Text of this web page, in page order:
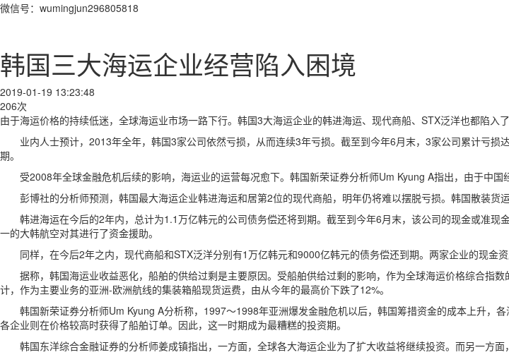
微信号：wumingjun296805818
韩国三大海运企业经营陷入困境
2019-01-19 13:23:48
206次
由于海运价格的持续低迷，全球海运业市场一路下行。韩国3大海运企业的韩进海运、现代商船、STX泛洋也都陷入了
业内人士预计，2013年全年，韩国3家公司依然亏损，从而连续3年亏损。截至到今年6月末，3家公司累计亏损
期。
受2008年全球金融危机后续的影响，海运业的运营每况愈下。韩国新荣证券分析师Um Kyung A指出，由于中国
彭博社的分析师预测，韩国最大海运企业韩进海运和居第2位的现代商船，明年仍将难以摆脱亏损。韩国散装货
韩进海运在今后的2年内，总计为1.1万亿韩元的公司债务偿还将到期。截至到今年6月末，该公司的现金或准现
一的大韩航空对其进行了资金援助。
同样，在今后2年之内，现代商船和STX泛洋分别有1万亿韩元和9000亿韩元的债务偿还到期。两家企业的现金资
据称，韩国海运业收益恶化，船舶的供给过剩是主要原因。受船舶供给过剩的影响，作为全球海运价格综合指
计，作为主要业务的亚洲-欧洲航线的集装箱船现货运费，由从今年的最高价下跌了12%。
韩国新荣证券分析师Um Kyung A分析称，1997～1998年亚洲爆发金融危机以后，韩国筹措资金的成本上升，
各企业则在价格较高时获得了船舶订单。因此，这一时期成为最糟糕的投资期。
韩国东洋综合金融证券的分析师姜成镇指出，一方面，全球各大海运企业为了扩大收益将继续投资。而另一方面